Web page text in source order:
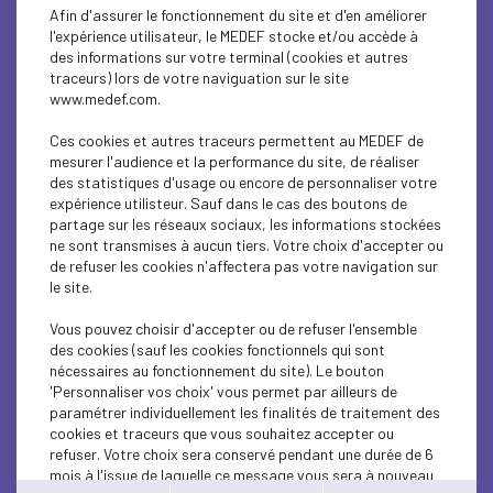
ECONOMY
ECONOMY
ECONOMY
ECONOMY
ECONOMY
ECONOMY
SOCIAL
ECONOMY
ECONOMY
ECONOMY
ECONOMY
Afin d'assurer le fonctionnement du site et d'en améliorer
l'expérience utilisateur, le MEDEF stocke et/ou accède à
des informations sur votre terminal (cookies et autres
traceurs) lors de votre naviguation sur le site
www.medef.com.
Ces cookies et autres traceurs permettent au MEDEF de
mesurer l'audience et la performance du site, de réaliser
des statistiques d'usage ou encore de personnaliser votre
expérience utilisteur. Sauf dans le cas des boutons de
partage sur les réseaux sociaux, les informations stockées
ne sont transmises à aucun tiers. Votre choix d'accepter ou
de refuser les cookies n'affectera pas votre navigation sur
le site.
Vous pouvez choisir d'accepter ou de refuser l'ensemble
des cookies (sauf les cookies fonctionnels qui sont
nécessaires au fonctionnement du site). Le bouton
'Personnaliser vos choix' vous permet par ailleurs de
paramétrer individuellement les finalités de traitement des
cookies et traceurs que vous souhaitez accepter ou
refuser. Votre choix sera conservé pendant une durée de 6
mois à l'issue de laquelle ce message vous sera à nouveau